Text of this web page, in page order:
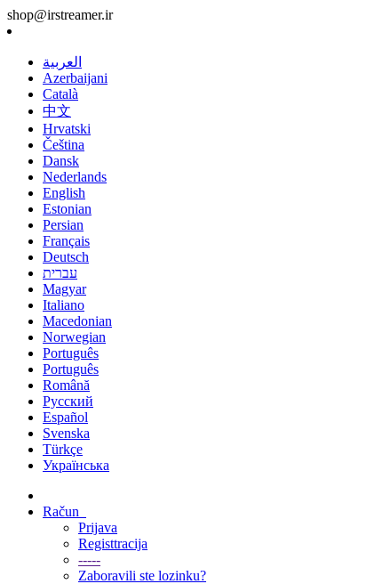
shop@irstreamer.ir
العربية
Azerbaijani
Català
中文
Hrvatski
Čeština
Dansk
Nederlands
English
Estonian
Persian
Français
Deutsch
עברית
Magyar
Italiano
Macedonian
Norwegian
Português
Português
Română
Русский
Español
Svenska
Türkçe
Українська
Račun
Prijava
Registtracija
-----
Zaboravili ste lozinku?